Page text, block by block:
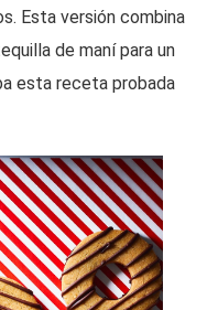
Esta versión combina
de maní para un
esta receta probada